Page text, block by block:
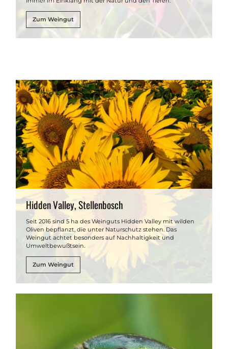
Zum Weingut
Hidden Valley, Stellenbosch
Seit 2016 sind 5 ha des Weinguts Hidden Valley mit wilden
Oliven bepflanzt, die unter Naturschutz stehen. Das
Weingut achtet besonders auf Nachhaltigkeit und
Umweltbewußtsein.
Zum Weingut